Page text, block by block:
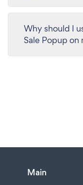
Why should I
Sale Popup
Main